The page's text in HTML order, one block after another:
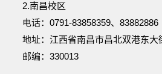
2.南昌校区
电话：0791-83858359、83882886
地址：江西省南昌市昌北双港东大
邮编：330013